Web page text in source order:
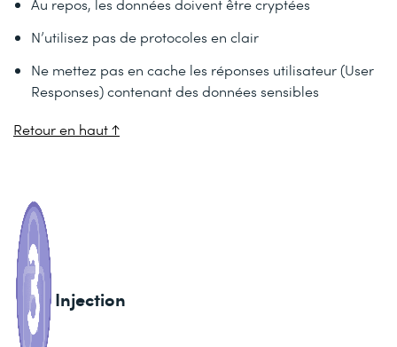
N’utilisez pas de protocoles en clair
Ne mettez pas en cache les réponses utilisateur (User
Responses) contenant des données sensibles
Retour en haut ↑
Injection